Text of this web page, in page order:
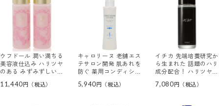
ウフドール 潤い満ちる
美容液仕込み ハリツヤ
のある みずみずしいお
ュール ２本セット
11,440
キャロリーヌ 老舗エス
テサロン開発 肌あれを
防ぐ 薬用コンディショ
薬部外品・薬用化粧水
5,940
イチカ 先端培養研究か
ら生まれた 話題のハリ
成分配合！ ハリツヤ潤
粧水 ｉＰＳ－ＳＮＡロ
7,080